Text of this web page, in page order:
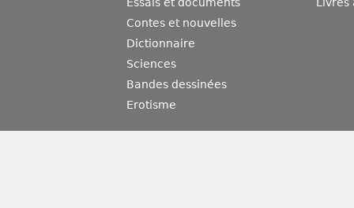
Essais et documents
Contes et nouvelles
Dictionnaire
Sciences
Bandes dessinées
Erotisme
Livres